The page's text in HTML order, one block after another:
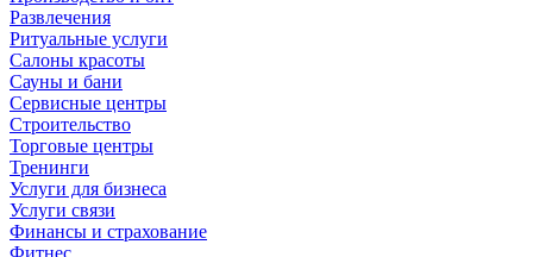
Развлечения
Ритуальные услуги
Салоны красоты
Сауны и бани
Сервисные центры
Строительство
Торговые центры
Тренинги
Услуги для бизнеса
Услуги связи
Финансы и страхование
Фитнес